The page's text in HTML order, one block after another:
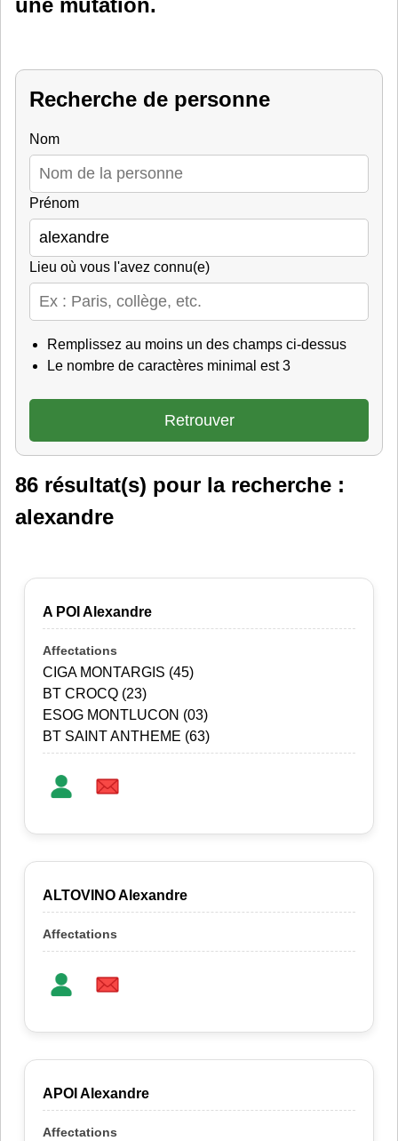
une mutation.
Recherche de personne
Nom
Prénom
Lieu où vous l'avez connu(e)
Remplissez au moins un des champs ci-dessus
Le nombre de caractères minimal est 3
86 résultat(s) pour la recherche :
alexandre
A POI Alexandre
CIGA MONTARGIS (45)
BT CROCQ (23)
ESOG MONTLUCON (03)
BT SAINT ANTHEME (63)
ALTOVINO Alexandre
APOI Alexandre